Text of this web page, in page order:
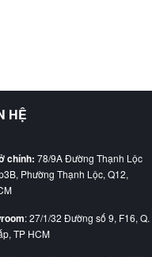
HỆ
chính: 78/9A Đường Thạnh Lộc
Phường Thạnh Lộc, Q12,
: 27/1/32 Đường số 9, F16, Q.
TP HCM